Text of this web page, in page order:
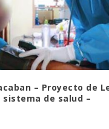
– Proyecto de
de salud –